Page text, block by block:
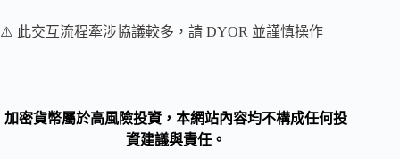
⚠️ 此交互流程牽涉協議較多，請 DYOR 並謹慎操作
加密貨幣屬於高風險投資，本網站內容均不構成任何投
資建議與責任。